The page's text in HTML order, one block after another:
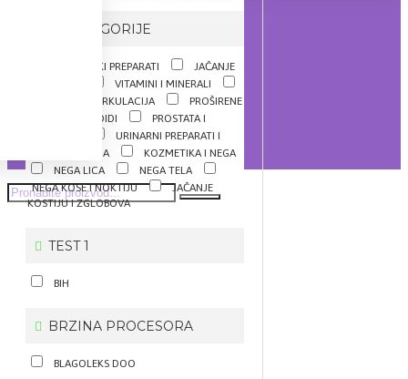
IZ KATEGORIJE
DIJETETSKI PREPARATI
JAČANJE
VITAMINI I MINERALI
MEMORIJA I CIRKULACIJA
PROŠIRENE
VENE I HEMOROIDI
PROSTATA I
URINARNI PREPARATI I
INKONTINENCIJA
KOZMETIKA I NEGA
NEGA LICA
NEGA TELA
NEGA KOSE I NOKTIJU
JAČANJE
KOSTIJU I ZGLOBOVA
TEST 1
BIH
BRZINA PROCESORA
BLAGOLEKS DOO